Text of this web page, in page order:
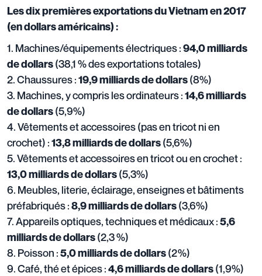
Les dix premières exportations du Vietnam en 2017
(en dollars américains) :
1. Machines/équipements électriques :94,0 milliards
de dollars(38,1 % des exportations totales)
2. Chaussures :19,9 milliards de dollars(8%)
3. Machines, y compris les ordinateurs :14,6 milliards
de dollars(5,9%)
4. Vêtements et accessoires (pas en tricot ni en
crochet) :13,8 milliards de dollars(5,6%)
5. Vêtements et accessoires en tricot ou en crochet :
13,0 milliards de dollars(5,3%)
6. Meubles, literie, éclairage, enseignes et bâtiments
préfabriqués :8,9 milliards de dollars(3,6%)
7. Appareils optiques, techniques et médicaux :5,6
milliards de dollars(2,3 %)
8. Poisson :5,0 milliards de dollars(2%)
9. Café, thé et épices :4,6 milliards de dollars(1,9%)